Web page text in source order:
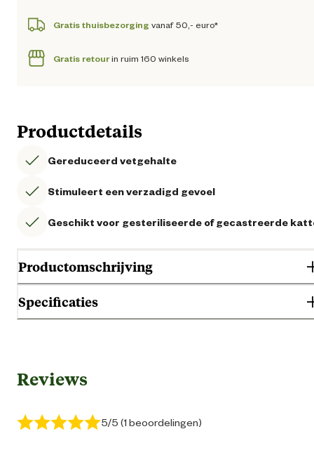
Gratis thuisbezorging vanaf 50,- euro*
Gratis retourin ruim 160 winkels
Productdetails
Gereduceerd vetgehalte
Stimuleert een verzadigd gevoel
Geschikt voor gesteriliseerde of gecastreerde
Productomschrijving
Specificaties
Geschikt voor gezondheid
Reviews
5/5 (1 beoordelingen)